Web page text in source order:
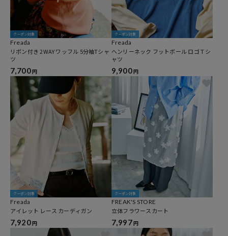
クーポン対象
Freada
リボン付き 2WAY ワッフル 5分袖Tシャ
ツ
7,700 円
クーポン対象
Freada
ヘンリーネック フットボール ロゴＴシ
ャツ
9,900 円
クーポン対象
Freada
アイレット レース カーディガン
7,920 円
クーポン対象
FREAK'S STORE
立体フラワースカート
7,997 円